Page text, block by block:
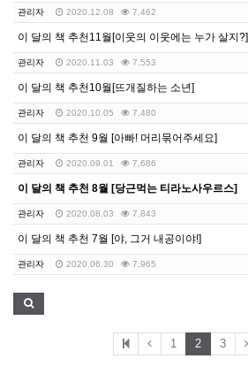
관리자 2020.12.08 7,462
이 달의 책 추천11월[이웃의 이웃에는 누가 살지?]
관리자 2020.11.03 7,553
이 달의 책 추천10월[뜨개질하는 소년]
관리자 2020.10.05 7,480
이 달의 책 추천 9월 [아빠! 머리묶어주세요]
관리자 2020.09.01 7,686
이 달의 책 추천 8월 [당근먹는 티라노사우르스]
관리자 2020.08.03 7,843
이 달의 책 추천 7월 [야, 그거 내공이야!]
관리자 2020.06.30 7,965
1 2 3